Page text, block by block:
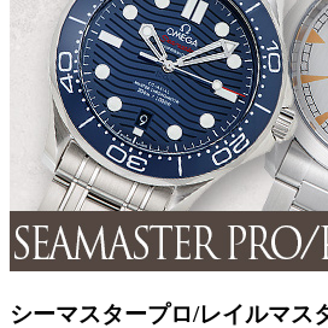
シーマスタープロ/レイルマス